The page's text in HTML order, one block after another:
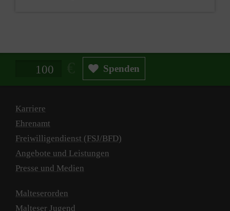
Spendenbetrag in Euro Spenden
Karriere
Ehrenamt
Freiwilligendienst (FSJ/BFD)
Angebote und Leistungen
Presse und Medien
Malteserorden
Malteser Jugend